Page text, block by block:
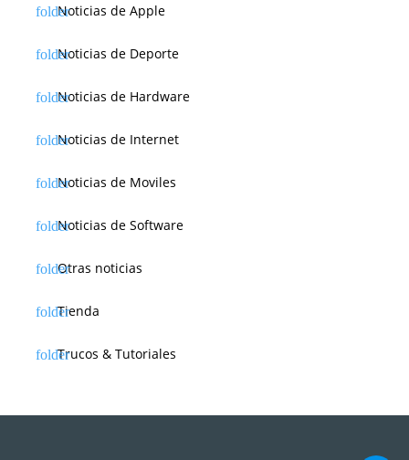
Noticias de Apple
Noticias de Deporte
Noticias de Hardware
Noticias de Internet
Noticias de Moviles
Noticias de Software
Otras noticias
Tienda
Trucos & Tutoriales